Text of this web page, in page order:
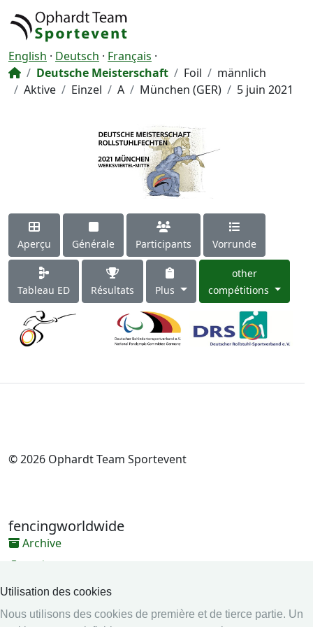
Utilisation des cookies
Nous utilisons des cookies de première et de tierce partie. Un
English · Deutsch · Français ·
Deutsche Meisterschaft
Foil
männlich
Aktive
Einzel A München (GER) 5 juin 2021
Aperçu Générale Participants Vorrunde
Tableau ED Résultats Plus
other
compétitions
© 2026 Ophardt Team Sportevent
fencingworldwide
Archive
Vidéos
Médias
Système en ligne